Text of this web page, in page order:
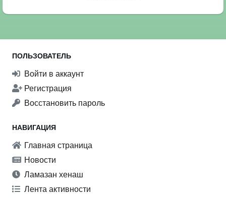
ПОЛЬЗОВАТЕЛЬ
Войти в аккаунт
Регистрация
Восстановить пароль
НАВИГАЦИЯ
Главная страница
Новости
Ламазан хенаш
Лента активности